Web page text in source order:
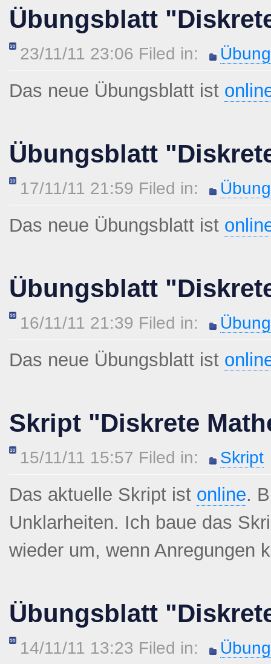
Übungsblatt
23/11/11 23:06 Filed in:
Das neue Übungsblatt ist
Übungsblatt
17/11/11 21:59 Filed in:
Das neue Übungsblatt ist
Übungsblatt
16/11/11 21:39 Filed in:
Das neue Übungsblatt ist
Skript "Diskrete
15/11/11 15:57 Filed in: Skript
Das aktuelle Skript ist online.
Unklarheiten. Ich baue das
wieder um, wenn Anregungen
Übungsblatt
14/11/11 13:23 Filed in: